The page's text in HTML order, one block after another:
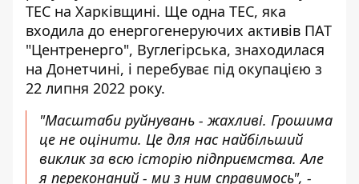
ТЕС на Харківщині. Ще одна ТЕС, яка
входила до енергогенеруючих активів ПАТ
"Центренерго", Вуглегірська, знаходилася
на Донетчині, і перебуває під окупацією з
22 липня 2022 року.
"Масштаби руйнувань - жахливі. Грошима
це не оцінити. Це для нас найбільший
виклик за всю історію підприємства. Але
я переконаний - ми з ним справимось", -